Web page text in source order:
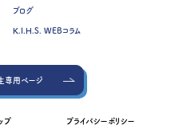
ブログ
K.I.H.S. WEBコラム
専用ページ
プ プライバシーポリシー